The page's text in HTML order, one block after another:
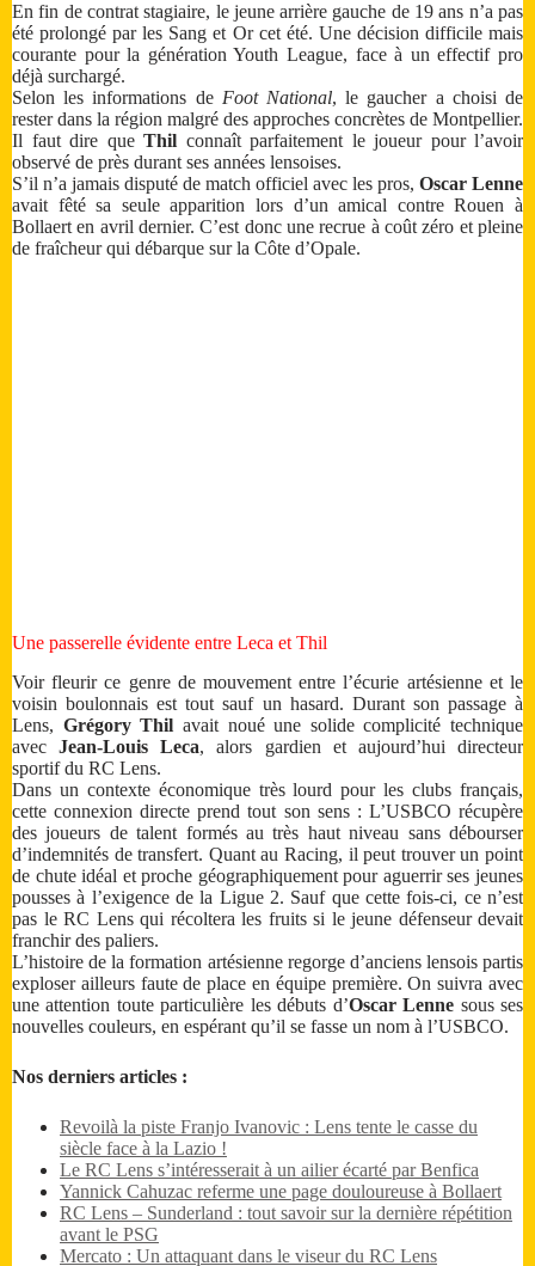
En fin de contrat stagiaire, le jeune arrière gauche de 19 ans n’a pas
été prolongé par les Sang et Or cet été. Une décision difficile mais
courante pour la génération Youth League, face à un effectif pro
déjà surchargé.
Selon les informations deFoot National, le gaucher a choisi de
rester dans la région malgré des approches concrètes de Montpellier.
Il faut dire que Thil connaît parfaitement le joueur pour l’avoir
observé de près durant ses années lensoises.
S’il n’a jamais disputé de match officiel avec les pros, Oscar Lenne
avait fêté sa seule apparition lors d’un amical contre Rouen à
Bollaert en avril dernier. C’est donc une recrue à coût zéro et pleine
de fraîcheur qui débarque sur la Côte d’Opale.
Une passerelle évidente entre Leca et Thil
Voir fleurir ce genre de mouvement entre l’écurie artésienne et le
voisin boulonnais est tout sauf un hasard. Durant son passage à
Lens, Grégory Thil avait noué une solide complicité technique
avecJean-Louis Leca, alors gardien et aujourd’hui directeur
sportif du RC Lens.
Dans un contexte économique très lourd pour les clubs français,
cette connexion directe prend tout son sens : L’USBCO récupère
des joueurs de talent formés au très haut niveau sans débourser
d’indemnités de transfert. Quant au Racing, il peut trouver un point
de chute idéal et proche géographiquement pour aguerrir ses jeunes
pousses à l’exigence de la Ligue 2. Sauf que cette fois-ci, ce n’est
pas le RC Lens qui récoltera les fruits si le jeune défenseur devait
franchir des paliers.
L’histoire de la formation artésienne regorge d’anciens lensois partis
exploser ailleurs faute de place en équipe première. On suivra avec
une attention toute particulière les débuts d’Oscar Lenne sous ses
nouvelles couleurs, en espérant qu’il se fasse un nom à l’USBCO.
Nos derniers articles :
Revoilà la piste Franjo Ivanovic : Lens tente le casse du
siècle face à la Lazio !
Le RC Lens s’intéresserait à un ailier écarté par Benfica
Yannick Cahuzac referme une page douloureuse à Bollaert
RC Lens – Sunderland : tout savoir sur la dernière répétition
avant le PSG
Mercato : Un attaquant dans le viseur du RC Lens